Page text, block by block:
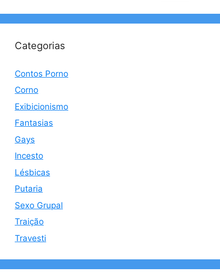
Categorias
Contos Porno
Corno
Exibicionismo
Fantasias
Gays
Incesto
Lésbicas
Putaria
Sexo Grupal
Traição
Travesti